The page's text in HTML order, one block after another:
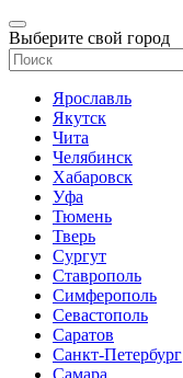
Выберите свой город
Ярославль
Якутск
Чита
Челябинск
Хабаровск
Уфа
Тюмень
Тверь
Сургут
Ставрополь
Симферополь
Севастополь
Саратов
Санкт-Петербург
Самара